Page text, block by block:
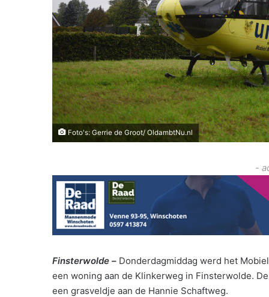
Foto's: Gerrie de Groot/ OldambtNu.nl
-
Finsterwolde – Donderdagmiddag werd het
een woning aan de Klinkerweg in Finsterwolde.
een grasveldje aan de Hannie Schaftweg.